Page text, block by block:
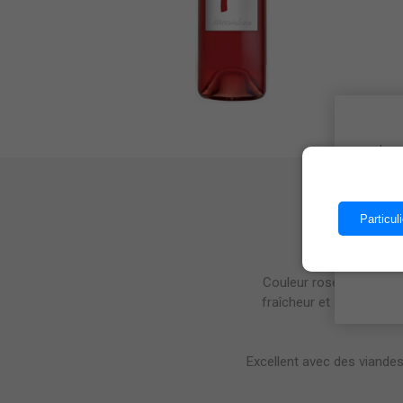
Couleur rose saumon.
fraîcheur et acidité
Excellent avec des